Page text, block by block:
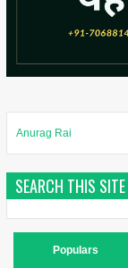
Anurag Rai
SEARCH THIS SITE
Populars